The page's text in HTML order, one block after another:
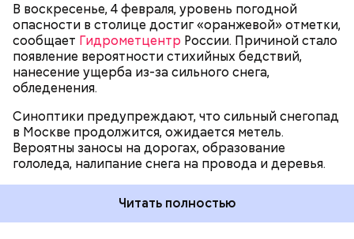
В воскресенье, 4 февраля, уровень погодной
опасности в столице достиг «оранжевой»‍ отметки,
сообщает Гидрометцентр России. Причиной стало
появление вероятности стихийных бедствий,
нанесение ущерба из-за сильного снега,
обледенения.
Синоптики предупреждают, что сильный снегопад
в Москве продолжится, ожидается метель.
Вероятны заносы на дорогах, образование
гололеда, налипание снега на провода и деревья.
Читать полностью
Большая квартира может находиться как в той же
новостройке, что и предоставляемая равнозначная
квартира, так и в другом доме, расположенном в
площади предоставят из резерва, который
образуется после распределения всех